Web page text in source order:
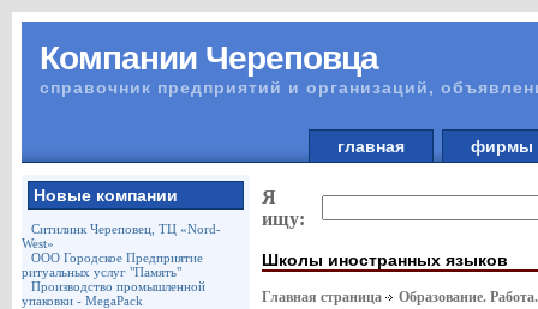
Компании Череповца
справочник предприятий и организаций,
главная
Новые компании
Ситилинк Череповец, ТЦ «Nord-
West»
ООО Городское Предприятие
ритуальных услуг "Память"
Производство промышленной
упаковки - MegaPack
Я
ищу:
Школы иностранных языков
Главная страница Образование.